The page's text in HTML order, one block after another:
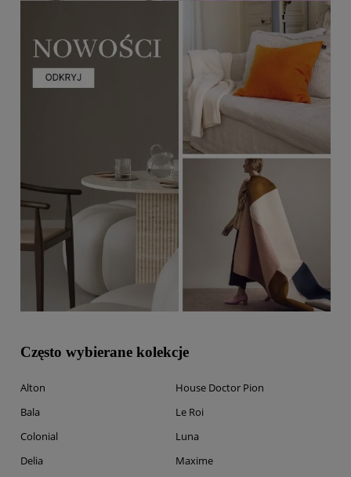
Często wybierane kolekcje
Alton
Bala
Colonial
Delia
House Doctor Pion
Le Roi
Luna
Maxime